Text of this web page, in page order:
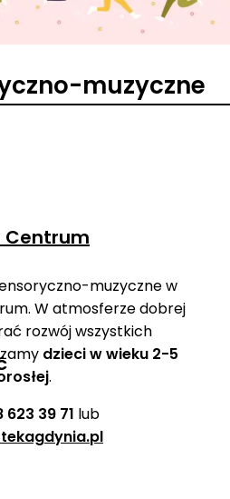
muzyczne
Centrum
muzyczne w
W atmosferze dobrej
rozwój wszystkich
dzieci w wieku 2-5
.
623 39 71 lub